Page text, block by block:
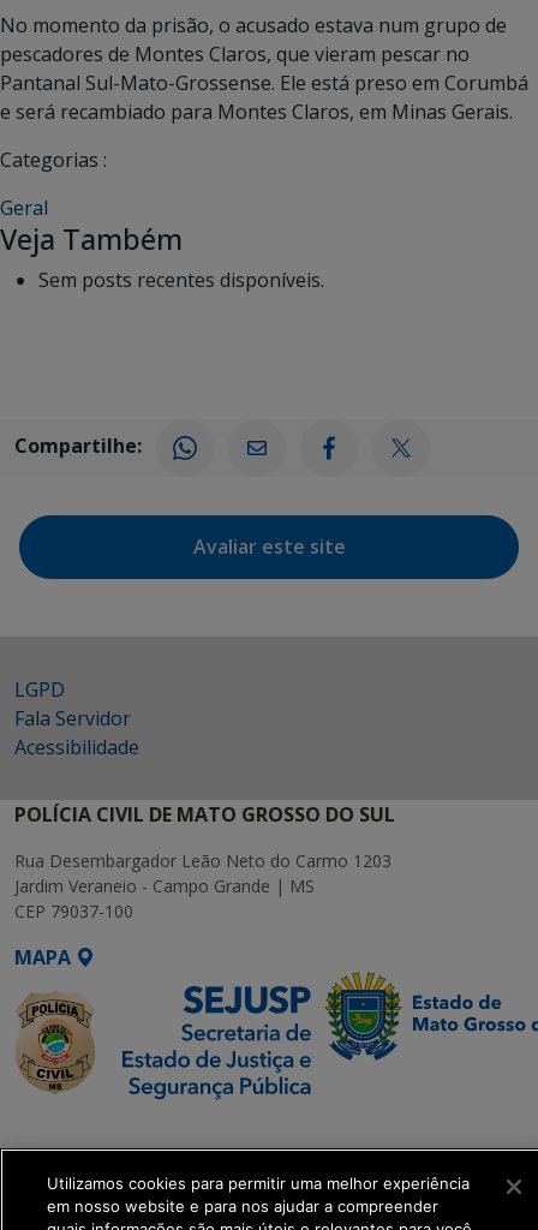
No momento da prisão, o acusado estava num grupo de
pescadores de Montes Claros, que vieram pescar no
Pantanal Sul-Mato-Grossense. Ele está preso em Corumbá
e será recambiado para Montes Claros, em Minas Gerais.
Categorias :
Geral
Veja Também
Sem posts recentes disponíveis.
Compartilhe:
Avaliar este site
LGPD
Fala Servidor
Acessibilidade
POLÍCIA CIVIL DE MATO GROSSO DO SUL
Rua Desembargador Leão Neto do Carmo 1203
Jardim Veraneio - Campo Grande | MS
CEP 79037-100
MAPA
Executiva de
Transformação Digital
Utilizamos cookies para permitir uma melhor experiência
em nosso website e para nos ajudar a compreender